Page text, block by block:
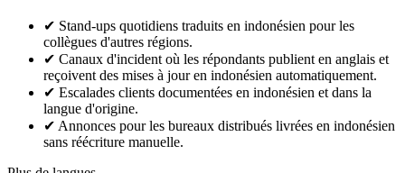
✔ Stand-ups quotidiens traduits en indonésien pour les
collègues d'autres régions.
✔ Canaux d'incident où les répondants publient en anglais et
reçoivent des mises à jour en indonésien automatiquement.
✔ Escalades clients documentées en indonésien et dans la
langue d'origine.
✔ Annonces pour les bureaux distribués livrées en indonésien
sans réécriture manuelle.